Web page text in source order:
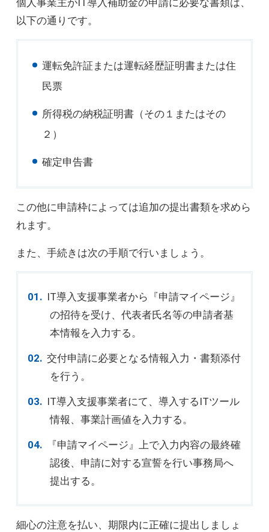
個人事業主がIT導入補助金の申請に必要な書類は、
以下の通りです。
運転免許証または運転経歴証明書または住
民票
所得税の納税証明書（その１またはその
２）
確定申告書
この他に申請枠によっては追加の提出書類を求めら
れます。
また、手続きは次の手順で行いましょう。
IT導入支援事業者から『申請マイページ』
の招待を受け、代表者氏名等の申請者基
本情報を入力する。
交付申請に必要となる情報入力・書類添付
を行う。
IT導入支援事業者にて、導入するITツール
情報、事業計画値を入力する。
『申請マイページ』上で入力内容の最終確
認後、申請に対する宣誓を行い事務局へ
提出する。
細心の注意を払い、期限内に正確に提出しましょ